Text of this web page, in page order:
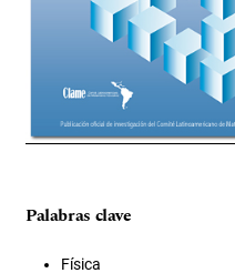
Palabras clave
Física